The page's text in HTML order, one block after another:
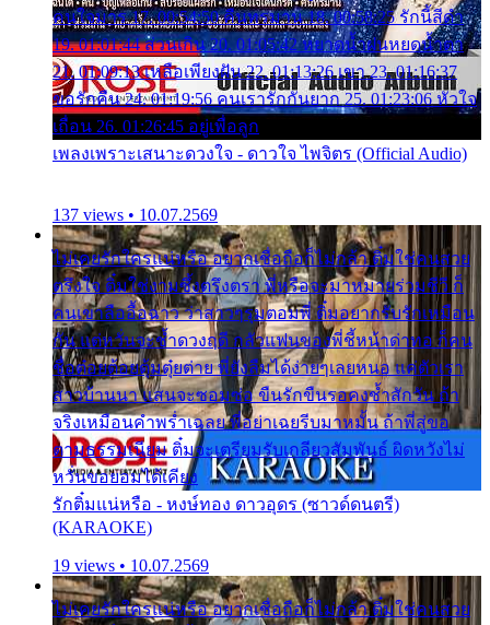
คนใจมาร 17. 00:54:50 คืนทรมาน 18. 00:58:25 รักนี้สีดำ
19. 01:01:44 ส่วนเกิน 20. 01:05:42 หยาดน้ำฝนหยดน้ำตา
21. 01:09:13 เหลือเพียงฝัน 22. 01:13:26 เขา 23. 01:16:37
ขอรักคืน 24. 01:19:56 คนเรารักกันยาก 25. 01:23:06 หัวใจ
เถื่อน 26. 01:26:45 อยู่เพื่อลูก
เพลงเพราะเสนาะดวงใจ - ดาวใจ ไพจิตร (Official Audio)
137 views • 10.07.2569
ไม่เคยรักใครแน่หรือ อยากเชื่อถือก็ไม่กล้า ติ๋มใช่คนสวย
ตรึงใจ ติ๋มใช่งามซึ้งตรึงตรา พี่หรือจะมาหมายร่วมชีวี ก็
คนเขาลืออื้อฉาว ว่าสาวๆรุมตอมพี่ ติ๋มอยากรับรักเหมือน
กัน แต่หวั่นจะช้ำดวงฤดี กลัวแฟนของพี่ชี้หน้าด่าทอ ก็คน
ชื่อต๋อยต้อยตุ้มตุ๋ยต่าย พี่ยังลืมได้ง่ายๆเลยหนอ แค่ตัวเรา
สาวบ้านนา แสนจะซอมซ่อ ขืนรักขืนรอคงช้ำสักวัน ถ้า
จริงเหมือนคำพร่ำเฉลย พี่อย่าเฉยรีบมาหมั้น ถ้าพี่สู่ขอ
ตามธรรมเนียม ติ๋มจะเตรียมรับเกลียวสัมพันธ์ ผิดหวังไม่
หวั่นขอยอมได้เคียง
รักติ๋มแน่หรือ - หงษ์ทอง ดาวอุดร (ซาวด์ดนตรี)
(KARAOKE)
19 views • 10.07.2569
ไม่เคยรักใครแน่หรือ อยากเชื่อถือก็ไม่กล้า ติ๋มใช่คนสวย